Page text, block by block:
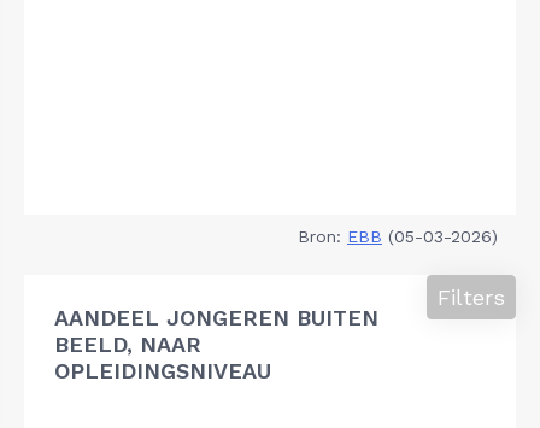
Bron: EBB (05-03-2026)
AANDEEL JONGEREN BUITEN
BEELD, NAAR
OPLEIDINGSNIVEAU
Filters